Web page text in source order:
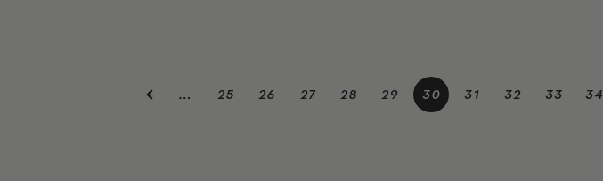
… 25 26 27 28 29 30 31 32 33 34